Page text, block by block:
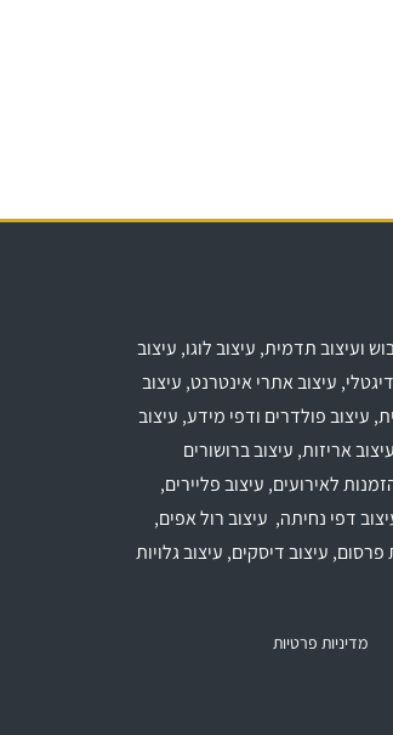
ועיצוב תדמית, עיצוב לוגו, עיצוב
עיצוב אתרי אינטרנט, עיצוב
עיצוב פולדרים ודפי מידע, עיצוב
אריזות, עיצוב ברושורים
לאירועים, עיצוב פליירים,
דפי נחיתה, עיצוב רול אפים,
עיצוב דיסקים, עיצוב גלויות
מדיניות פרטיות